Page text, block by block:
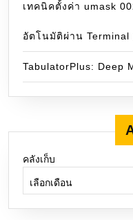
เทคนิคตั้งค่า umask
อัตโนมัติผ่าน Terminal
TabulatorPlus: Deep
คลังเก็บ